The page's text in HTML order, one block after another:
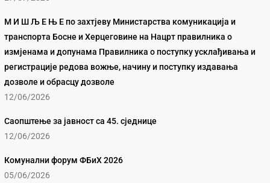
М И Ш Љ Е Њ Е по захтјеву Министарства комуникација и
транспорта Босне и Херцеговине на Нацрт правилника о
измјенама и допунама Правилника о поступку усклађивања и
регистрације редова вожње, начину и поступку издавања
дозволе и обрасцу дозволе
12/06/2026
Саопштење за јавност са 45. сједнице
12/06/2026
Комунални форум ФБиХ 2026
05/06/2026